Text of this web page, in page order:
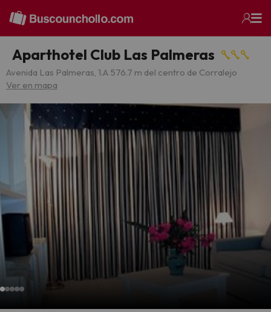
Aparthotel Club Las Palmeras
Avenida Las Palmeras, 1.A 576.7 m del centro de Corralejo
Ver en mapa